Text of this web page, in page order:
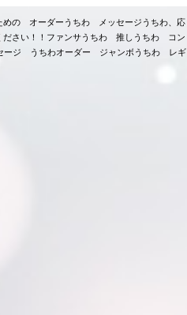
の オーダーうちわ メッセージうちわ、応
ださい！！ファンサうちわ 推しうちわ コン
ージ うちわオーダー ジャンボうちわ レギ